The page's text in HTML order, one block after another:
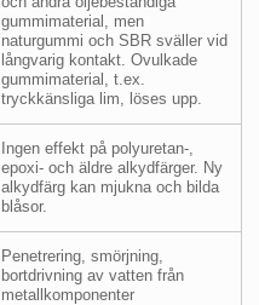
gummimaterial, men
naturgummi och SBR sväller vid
långvarig kontakt. Ovulkade
gummimaterial, t.ex.
tryckkänsliga lim, löses upp.
Ingen effekt på polyuretan-,
epoxi- och äldre alkydfärger. Ny
alkydfärg kan mjukna och bilda
blåsor.
Penetrering, smörjning,
bortdrivning av vatten från
metallkomponenter